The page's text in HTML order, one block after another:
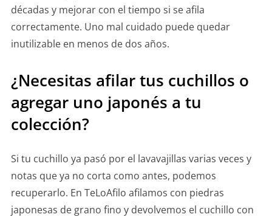
décadas y mejorar con el tiempo si se afila
correctamente. Uno mal cuidado puede quedar
inutilizable en menos de dos años.
¿Necesitas afilar tus cuchillos o
agregar uno japonés a tu
colección?
Si tu cuchillo ya pasó por el lavavajillas varias veces y
notas que ya no corta como antes, podemos
recuperarlo. En TeLoAfilo afilamos con piedras
japonesas de grano fino y devolvemos el cuchillo con